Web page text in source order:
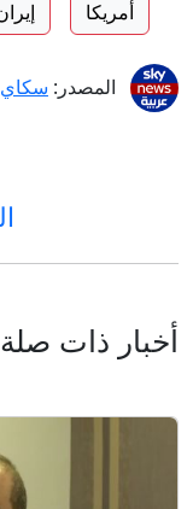
أمريكا
المصدر: سكاي
أخبار ذات صلة